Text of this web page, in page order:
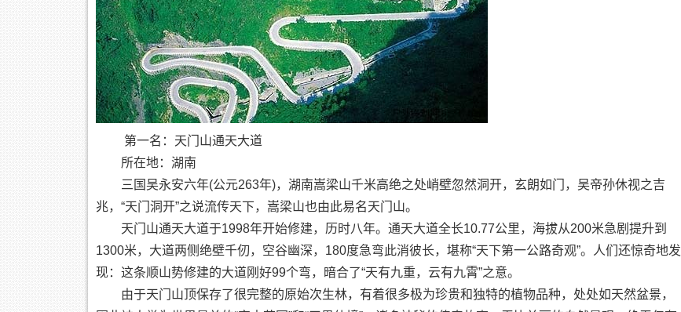
第一名：天门山通天大道
所在地：湖南
三国吴永安六年(公元263年)，湖南嵩梁山千米高绝之处峭壁忽然洞开，玄朗如门，吴帝孙休视之吉
兆，“天门洞开”之说流传天下，嵩梁山也由此易名天门山。
天门山通天大道于1998年开始修建，历时八年。通天大道全长10.77公里，海拔从200米急剧提升到
1300米，大道两侧绝壁千仞，空谷幽深，180度急弯此消彼长，堪称“天下第一公路奇观”。人们还惊奇地发
现：这条顺山势修建的大道刚好99个弯，暗合了“天有九重，云有九霄”之意。
由于天门山顶保存了很完整的原始次生林，有着很多极为珍贵和独特的植物品种，处处如天然盆景，